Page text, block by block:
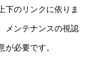
下のリンクに依りま
メンテナンスの視認
が必要です。